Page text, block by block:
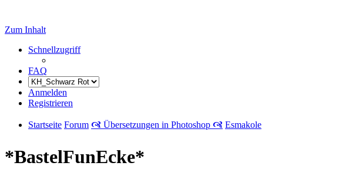
Zum Inhalt
Schnellzugriff
FAQ
Anmelden
Registrieren
Startseite Forum 🙧 Übersetzungen in Photoshop 🙧 Esmakole
*BastelFunEcke*